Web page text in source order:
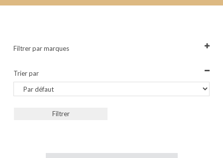
Filtrer par marques
Trier par
Sort Products
Filtrer